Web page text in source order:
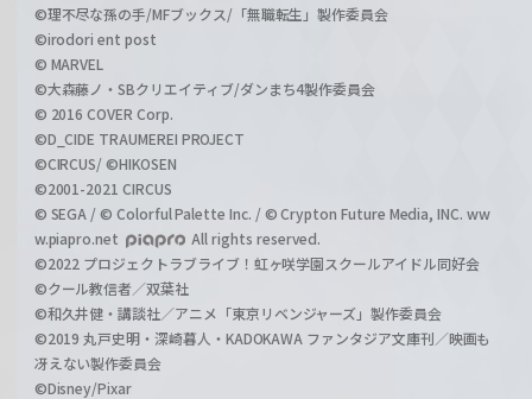
©理不尽な孫の手/MFブックス/「無職転生」製作委員会
©irodori ent post
© MARVEL
©大森藤ノ・SBクリエイティブ/ダンまち4製作委員会
© 2016 COVER Corp.
©D_CIDE TRAUMEREI PROJECT
©CIRCUS/ ©HIKOSEN
©2001-2021 CIRCUS
© SEGA / © Colorful Palette Inc. / © Crypton Future Media, INC. ww
w.piapro.net
All rights reserved.
©2022 プロジェクトラブライブ！虹ヶ咲学園スクールアイドル同好会
©クール教信者／双葉社
©和久井健・講談社／アニメ「東京リベンジャーズ」製作委員会
©2019 丸戸史明・深崎暮人・KADOKAWA ファンタジア文庫刊／映画も
冴えない製作委員会
©Disney/Pixar